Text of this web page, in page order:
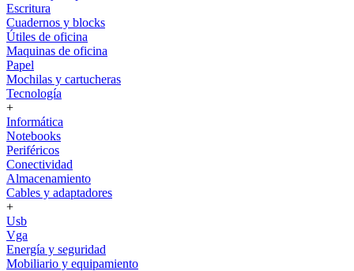
Escritura
Cuadernos y blocks
Útiles de oficina
Maquinas de oficina
Papel
Mochilas y cartucheras
Tecnología
+
Informática
Notebooks
Periféricos
Conectividad
Almacenamiento
Cables y adaptadores
+
Usb
Vga
Energía y seguridad
Mobiliario y equipamiento